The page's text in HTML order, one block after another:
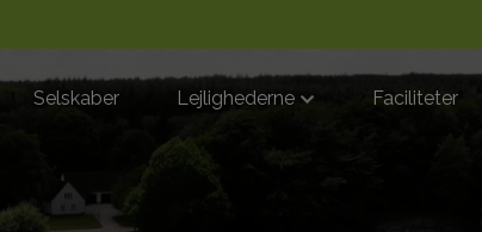
Selskaber Lejlighederne Faciliteter